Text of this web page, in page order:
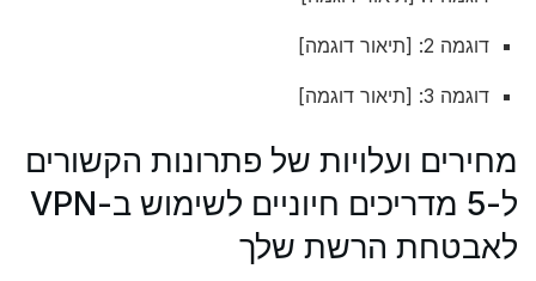
דוגמה 2: [תיאור דוגמה]
דוגמה 3: [תיאור דוגמה]
מחירים ועלויות של פתרונות הקשורים
ל-5 מדריכים חיוניים לשימוש ב-VPN
לאבטחת הרשת שלך